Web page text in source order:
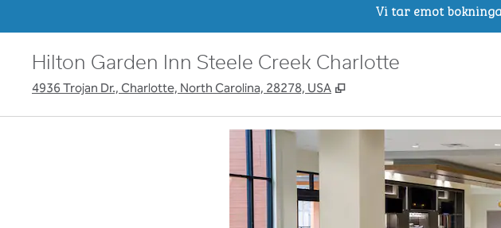
Vi tar emot
Hilton Garden Inn Steele Creek Charlotte
4936 Trojan Dr., Charlotte, North Carolina, 28278, USA ,